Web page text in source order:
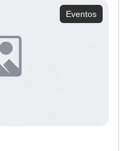
Eventos